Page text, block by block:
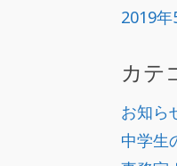
2019年
カテ
お知ら
中学生